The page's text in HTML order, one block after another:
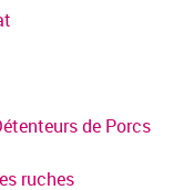
de Porcs
ruches